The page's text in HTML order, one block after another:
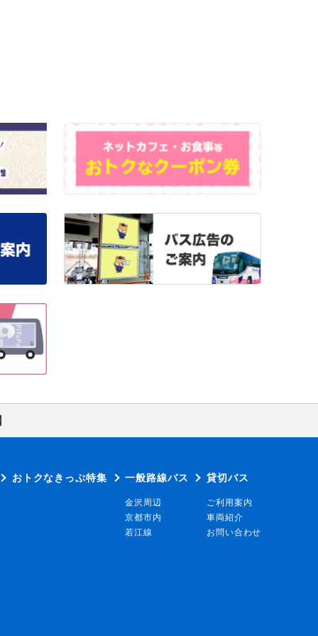
おトクなきっぷ特集 一般路線バス
金沢周辺
京都市内
若江線
貸切バス
ご利用案内
車両紹介
お問い合わせ